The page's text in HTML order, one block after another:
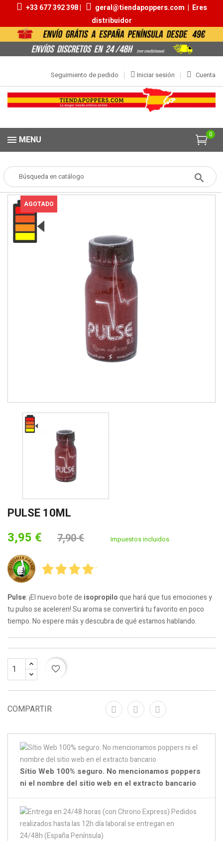
+33 677 392 398 | geral@tiendapoppers.com | Eres
distribuidor
Cuenta
Iniciar sesión
Seguimiento de pedido
0
MENU
Popper POPPERS Aromas 9ml | 13ml
AGOTADO
PULSE 10ML
3,95 € 7,90 € Impuestos incluidos
Pulse: ¡El nuevo bote de isopropiloque hará que tus emociones y
tu pulso se aceleren! Su aroma se convertirá tu favorito en poco
tiempo. No espere más y descubra de qué estamos hablando.
favorite_border
COMPARTIR
Sítio Web 100% seguro. No mencionamos poppers
ni el nombre del sitio web en el extracto bancario